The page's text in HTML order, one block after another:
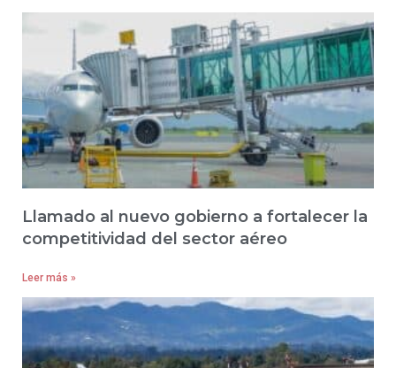
Llamado al nuevo gobierno a fortalecer la
competitividad del sector aéreo
Leer más »